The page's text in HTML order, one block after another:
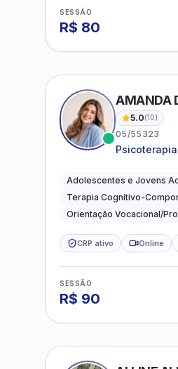
SESSÃO
R$ 80
AMANDA
5.0(10)
05/55323
ansiedade,
orientação
Adolescentes e Jovens
Terapia Cognitivo-
Orientação Vocacional/
CRP ativo Online
SESSÃO
R$ 90